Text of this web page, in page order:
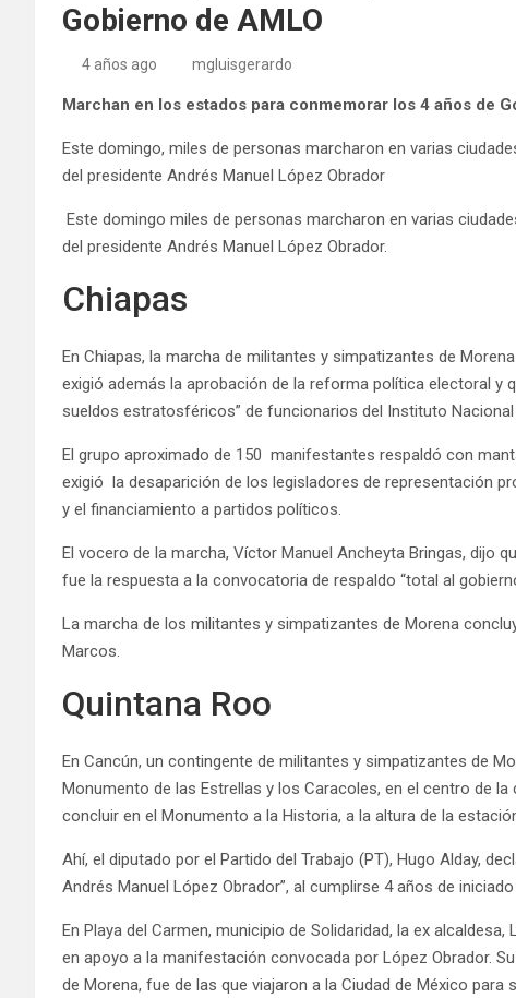
Gobierno de AMLO
4 años ago mgluisgerardo
Marchan en los estados para conmemorar los 4 años de
Este domingo, miles de personas marcharon en varias
del presidente Andrés Manuel López Obrador
Este domingo miles de personas marcharon en varias
del presidente Andrés Manuel López Obrador.
Chiapas
En Chiapas, la marcha de militantes y simpatizantes de
exigió además la aprobación de la reforma política electoral y
sueldos estratosféricos” de funcionarios del Instituto Nacional
El grupo aproximado de 150 manifestantes respaldó con
exigió la desaparición de los legisladores de representación
y el financiamiento a partidos políticos.
El vocero de la marcha, Víctor Manuel Ancheyta Bringas, dijo
fue la respuesta a la convocatoria de respaldo “total al
La marcha de los militantes y simpatizantes de Morena
Marcos.
Quintana Roo
En Cancún, un contingente de militantes y simpatizantes de
Monumento de las Estrellas y los Caracoles, en el centro de
concluir en el Monumento a la Historia, a la altura de la
Ahí, el diputado por el Partido del Trabajo (PT), Hugo Alday,
Andrés Manuel López Obrador”, al cumplirse 4 años de
En Playa del Carmen, municipio de Solidaridad, la ex
en apoyo a la manifestación convocada por López Obrador.
de Morena, fue de las que viajaron a la Ciudad de México